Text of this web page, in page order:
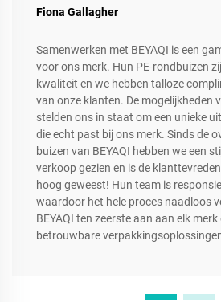
Fiona Gallagher
Samenwerken met BEYAQI is een
voor ons merk. Hun PE-rondbuizen
kwaliteit en we hebben talloze
van onze klanten. De mogelijkheden
stelden ons in staat om een unieke
die echt past bij ons merk. Sinds de
buizen van BEYAQI hebben we een
verkoop gezien en is de
hoog geweest! Hun team is
waardoor het hele proces naadloos
BEYAQI ten zeerste aan aan elk
betrouwbare